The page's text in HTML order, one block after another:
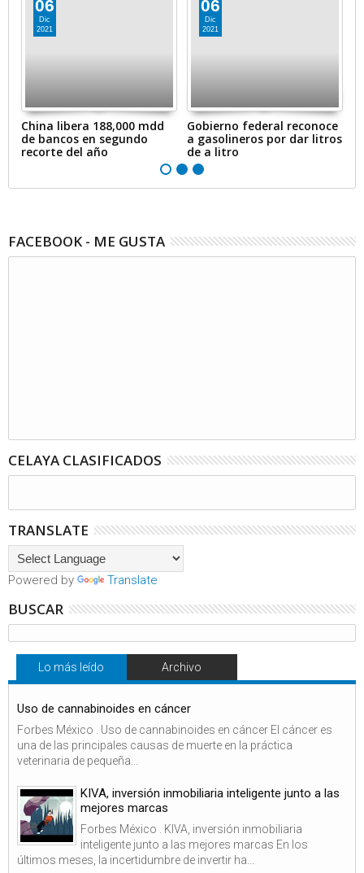
06
Dic
2021
China libera 188,000 mdd
de bancos en segundo
recorte del año
06
Dic
2021
Gobierno federal reconoce
a gasolineros por dar litros
de a litro
FACEBOOK - ME GUSTA
CELAYA CLASIFICADOS
TRANSLATE
Powered by Translate
BUSCAR
Lo más leído Archivo
Uso de cannabinoides en cáncer
Forbes México . Uso de cannabinoides en cáncer El cáncer es
una de las principales causas de muerte en la práctica
veterinaria de pequeña...
KIVA, inversión inmobiliaria inteligente junto a las
mejores marcas
Forbes México . KIVA, inversión inmobiliaria
inteligente junto a las mejores marcas En los
últimos meses, la incertidumbre de invertir ha...